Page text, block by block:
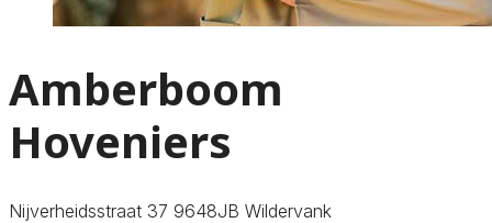
Amberboom
Hoveniers
Nijverheidsstraat 37 9648JB Wildervank